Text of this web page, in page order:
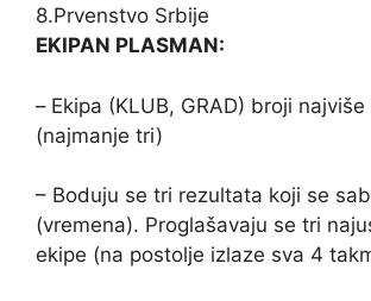
8.Prvenstvo Srbije
EKIPAN PLASMAN:
– Ekipa (KLUB, GRAD) broji
(najmanje tri)
– Boduju se tri rezultata koji se
(vremena). Proglašavaju se tri
ekipe (na postolje izlaze sva 4